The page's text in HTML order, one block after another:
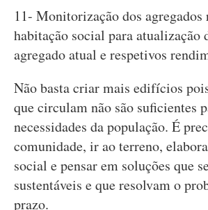
11- Monitorização dos agregados
habitação social para atualização
agregado atual e respetivos
Não basta criar mais edifícios
que circulam não são suficientes
necessidades da população. É
comunidade, ir ao terreno,
social e pensar em soluções que
sustentáveis e que resolvam o
prazo.